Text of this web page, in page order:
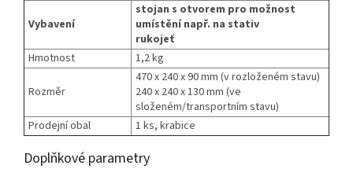
Vybavení
stojan s otvorem pro možnost
umístění např. na stativ
rukojeť
Hmotnost
1,2 kg
Rozměr
470 x 240 x 90 mm (v rozloženém stavu)
240 x 240 x 130 mm (ve
složeném/transportním stavu)
Prodejní obal
1 ks, krabice
Doplňkové parametry